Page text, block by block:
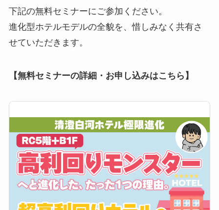
下記の無料セミナーにご参加ください。
進化型ホテルモデルの全貌を、惜しみなく共有さ
せていただきます。
【無料セミナーの詳細・お申し込みはこちら】